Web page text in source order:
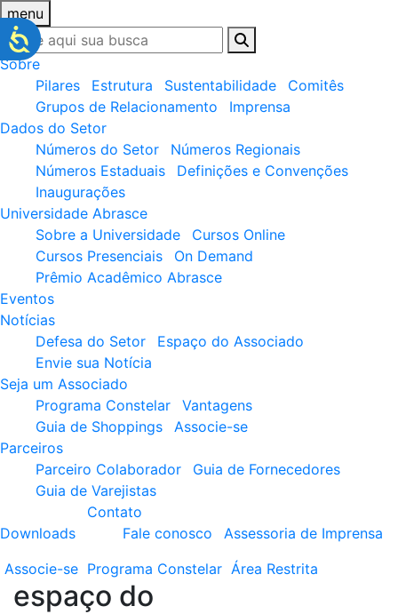
menu
Sobre
Pilares
Estrutura Sustentabilidade
Comitês
Grupos de Relacionamento
Imprensa
Dados do Setor
Números do Setor
Números Regionais
Números Estaduais
Definições e Convenções
Inaugurações
Universidade Abrasce
Sobre a Universidade
Cursos Online
Cursos Presenciais
On Demand
Prêmio Acadêmico Abrasce
Eventos
Notícias
Defesa do Setor
Espaço do Associado
Envie sua Notícia
Seja um Associado
Programa Constelar
Vantagens
Guia de Shoppings
Associe-se
Parceiros
Parceiro Colaborador
Guia de Fornecedores
Guia de Varejistas
Downloads
Contato
Fale conosco
Assessoria de Imprensa
Associe-se Programa Constelar Área Restrita
espaço do